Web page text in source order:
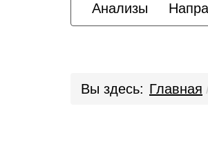
Анализы
Вы здесь: Главная